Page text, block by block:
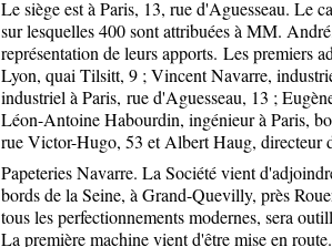
Le siège est à Paris, 13, rue d'Aguesseau. Le
sur lesquelles 400 sont attribuées à MM.
représentation de leurs apports. Les premiers
Lyon, quai Tilsitt, 9 ; Vincent Navarre,
industriel à Paris, rue d'Aguesseau, 13 ;
Léon-Antoine Habourdin, ingénieur à Paris,
rue Victor-Hugo, 53 et Albert Haug, directeur
Papeteries Navarre. La Société vient
bords de la Seine, à Grand-Quevilly, près
tous les perfectionnements modernes, sera
La première machine vient d'être mise en